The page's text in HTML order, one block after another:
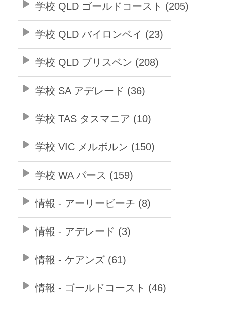
学校 QLD ゴールドコースト (205)
学校 QLD バイロンベイ (23)
学校 QLD ブリスベン (208)
学校 SA アデレード (36)
学校 TAS タスマニア (10)
学校 VIC メルボルン (150)
学校 WA パース (159)
情報 - アーリービーチ (8)
情報 - アデレード (3)
情報 - ケアンズ (61)
情報 - ゴールドコースト (46)